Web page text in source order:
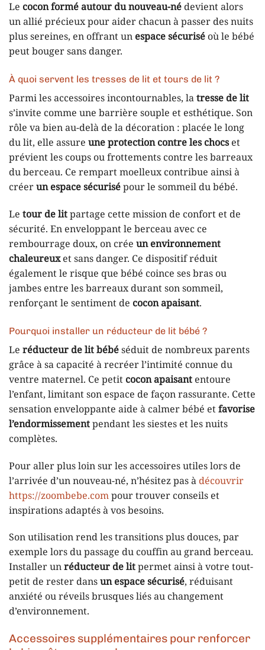
Le cocon formé autour du nouveau-nédevient alors
un allié précieux pour aider chacun à passer des nuits
plus sereines, en offrant unespace sécuriséoù le bébé
peut bouger sans danger.
À quoi servent les tresses de lit et tours de lit ?
Parmi les accessoires incontournables, latresse de lit
s’invite comme une barrière souple et esthétique. Son
rôle va bien au-delà de la décoration : placée le long
du lit, elle assure une protection contre les chocset
prévient les coups ou frottements contre les barreaux
du berceau. Ce rempart moelleux contribue ainsi à
créerun espace sécurisépour le sommeil du bébé.
Le tour de litpartage cette mission de confort et de
sécurité. En enveloppant le berceau avec ce
rembourrage doux, on crée un environnement
chaleureuxet sans danger. Ce dispositif réduit
également le risque que bébé coince ses bras ou
jambes entre les barreaux durant son sommeil,
renforçant le sentiment de cocon apaisant.
Pourquoi installer un réducteur de lit bébé ?
Le réducteur de lit bébéséduit de nombreux parents
grâce à sa capacité à recréer l’intimité connue du
ventre maternel. Ce petit cocon apaisantentoure
l’enfant, limitant son espace de façon rassurante. Cette
sensation enveloppante aide à calmer bébé etfavorise
l’endormissementpendant les siestes et les nuits
complètes.
Pour aller plus loin sur les accessoires utiles lors de
l’arrivée d’un nouveau-né, n’hésitez pas àdécouvrir
https://zoombebe.compour trouver conseils et
inspirations adaptés à vos besoins.
Son utilisation rend les transitions plus douces, par
exemple lors du passage du couffin au grand berceau.
Installer unréducteur de litpermet ainsi à votre tout-
petit de rester dansun espace sécurisé, réduisant
anxiété ou réveils brusques liés au changement
d’environnement.
Accessoires supplémentaires pour renforcer